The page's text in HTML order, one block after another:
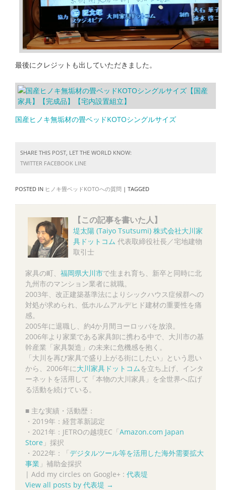
最後にクレジットも出していただきました。
国産ヒノキ無垢材の畳ベッドKOTOシングルサイズ
SHARE THIS POST, LET THE WORLD KNOW:
TWITTER FACEBOOK LINE
POSTED IN ヒノキ畳ベッドKOTOへの質問 | TAGGED
【この記事を書いた人】
堤太陽 (Taiyo Tsutsumi) 株式会社大川家
具ドットコム 代表取締役社長／宅地建物
取引士
家具の町、 福岡県大川市で生まれ育ち、新卒と同時に北
九州市のマンション業者に就職。
2003年、改正建築基準法によりシックハウス症候群への
対処が求められ、低ホルムアルデヒド建材の重要性を痛
感。
2005年に退職し、約4か月間ヨーロッパを放浪。
2006年より家業である家具卸に携わる中で、大川市の基
幹産業「家具製造」の未来に危機感を抱く。
「大川を再び家具で盛り上がる街にしたい」という思い
から、2006年に大川家具ドットコム を立ち上げ、インタ
ーネットを活用して「本物の大川家具」を全世界へ広げ
る活動を続けている。
■ 主な実績・活動歴：
・2019年：経営革新認定
・2021年：JETROの越境EC「Amazon.com Japan
Store 」採択
・2022年：「デジタルツール等を活用した海外需要拡大
事業 」補助金採択
| Add my circles on Google+ : 代表堤
View all posts by 代表堤 →